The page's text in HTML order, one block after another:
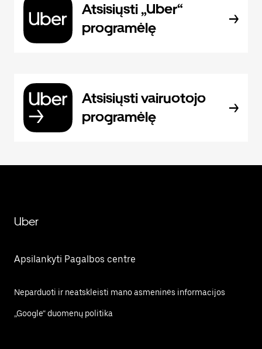
Atsisiųsti „Uber“
programėlę
Atsisiųsti vairuotojo
programėlę
Uber
Apsilankyti Pagalbos centre
Neparduoti ir neatskleisti mano asmeninės informacijos
„Google“ duomenų politika